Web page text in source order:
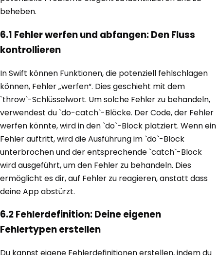
beheben.
6.1 Fehler werfen und abfangen: Den Fluss
kontrollieren
In Swift können Funktionen, die potenziell fehlschlagen
können, Fehler „werfen“. Dies geschieht mit dem
`throw`-Schlüsselwort. Um solche Fehler zu behandeln,
verwendest du `do-catch`-Blöcke. Der Code, der Fehler
werfen könnte, wird in den `do`-Block platziert. Wenn ein
Fehler auftritt, wird die Ausführung im `do`-Block
unterbrochen und der entsprechende `catch`-Block
wird ausgeführt, um den Fehler zu behandeln. Dies
ermöglicht es dir, auf Fehler zu reagieren, anstatt dass
deine App abstürzt.
6.2 Fehlerdefinition: Deine eigenen
Fehlertypen erstellen